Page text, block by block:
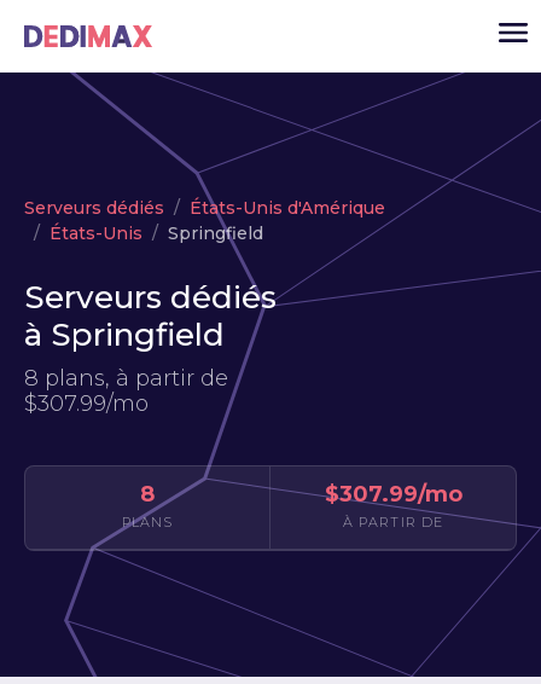
VPS
Serveurs dédiés
MON ESPACE
Serveurs dédiés
États-Unis d'Amérique
États-Unis
Springfield
Serveurs dédiés
à Springfield
8 plans, à partir de
$307.99/mo
8
PLANS
$307.99/mo
À PARTIR DE